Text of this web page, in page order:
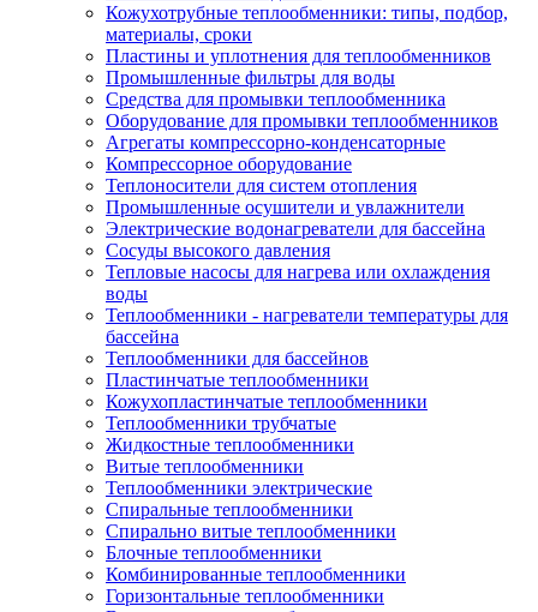
Кожухотрубные теплообменники: типы, подбор,
материалы, сроки
Пластины и уплотнения для теплообменников
Промышленные фильтры для воды
Средства для промывки теплообменника
Оборудование для промывки теплообменников
Агрегаты компрессорно-конденсаторные
Компрессорное оборудование
Теплоносители для систем отопления
Промышленные осушители и увлажнители
Электрические водонагреватели для бассейна
Сосуды высокого давления
Тепловые насосы для нагрева или охлаждения
воды
Теплообменники - нагреватели температуры для
бассейна
Теплообменники для бассейнов
Пластинчатые теплообменники
Кожухопластинчатые теплообменники
Теплообменники трубчатые
Жидкостные теплообменники
Витые теплообменники
Теплообменники электрические
Спиральные теплообменники
Спирально витые теплообменники
Блочные теплообменники
Комбинированные теплообменники
Горизонтальные теплообменники